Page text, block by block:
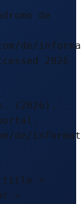
de
de/
2026-
(2026).
de/
title =
=